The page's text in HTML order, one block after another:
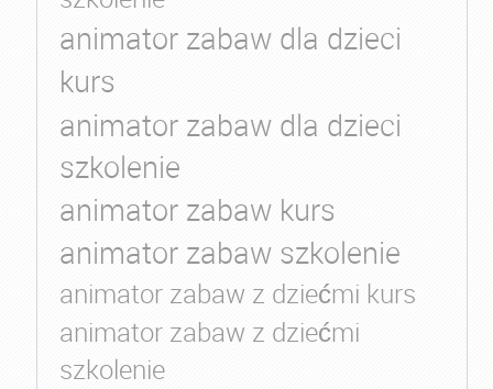
animator zabaw dla dzieci
kurs
animator zabaw dla dzieci
szkolenie
animator zabaw kurs
animator zabaw szkolenie
animator zabaw z dziećmi kurs
animator zabaw z dziećmi
szkolenie